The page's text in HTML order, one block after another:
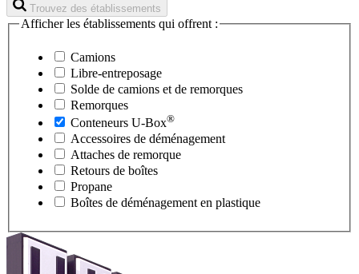
Trouvez des établissements
Afficher les établissements qui offrent :
Camions
Libre-entreposage
Solde de camions et de remorques
Remorques
Conteneurs U-Box®
Accessoires de déménagement
Attaches de remorque
Retours de boîtes
Propane
Boîtes de déménagement en plastique